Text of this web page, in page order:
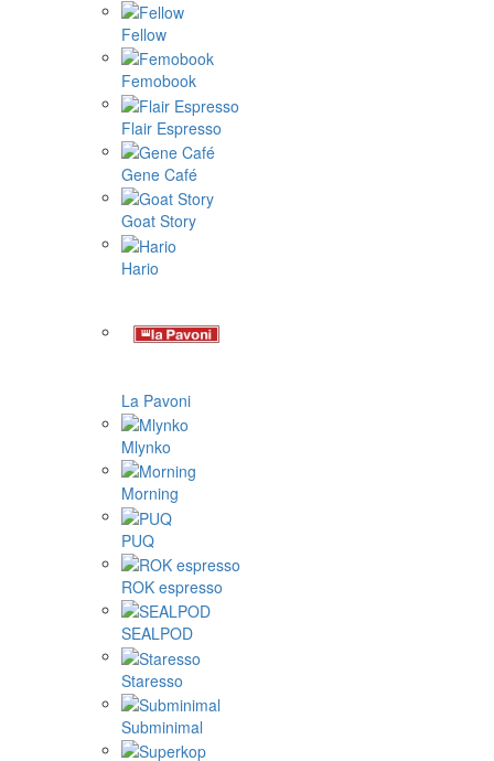
Fellow
Femobook
Flair Espresso
Gene Café
Goat Story
Hario
La Pavoni
Mlynko
Morning
PUQ
ROK espresso
SEALPOD
Staresso
Subminimal